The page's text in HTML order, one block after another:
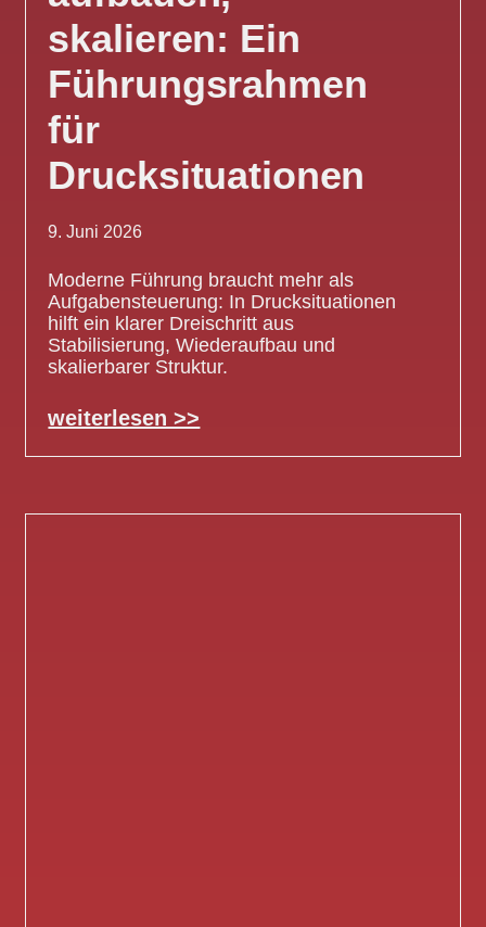
skalieren: Ein
Führungsrahmen
für
Drucksituationen
9. Juni 2026
Moderne Führung braucht mehr als
Aufgabensteuerung: In Drucksituationen
hilft ein klarer Dreischritt aus
Stabilisierung, Wiederaufbau und
skalierbarer Struktur.
weiterlesen >>